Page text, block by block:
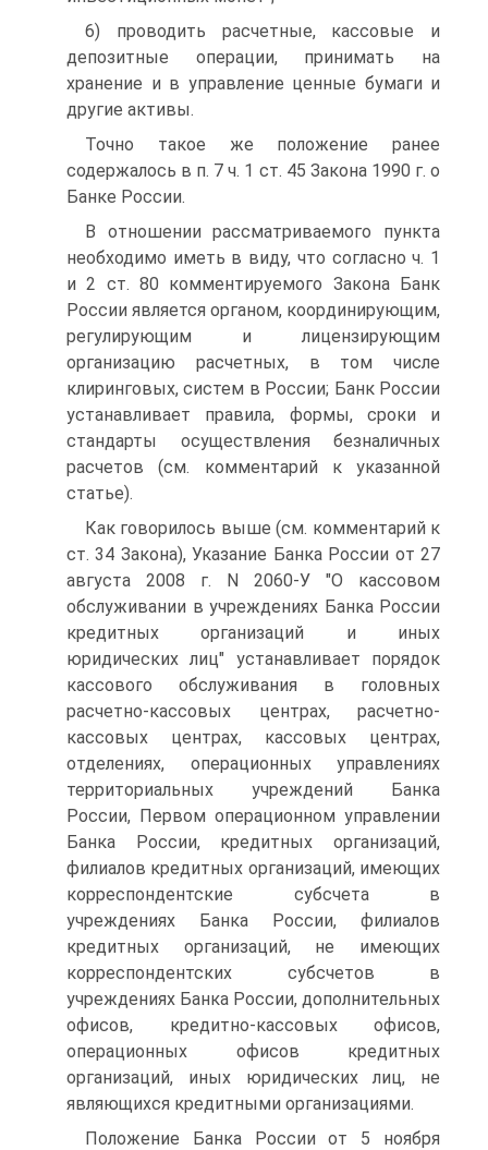
6) проводить расчетные, кассовые и
депозитные операции, принимать на
хранение и в управление ценные бумаги и
другие активы.
Точно такое же положение ранее
содержалось в п. 7 ч. 1 ст. 45 Закона 1990 г. о
Банке России.
В отношении рассматриваемого пункта
необходимо иметь в виду, что согласно ч. 1
и 2 ст. 80 комментируемого Закона Банк
России является органом, координирующим,
регулирующим и лицензирующим
организацию расчетных, в том числе
клиринговых, систем в России; Банк России
устанавливает правила, формы, сроки и
стандарты осуществления безналичных
расчетов (см. комментарий к указанной
статье).
Как говорилось выше (см. комментарий к
ст. 34 Закона), Указание Банка России от 27
августа 2008 г. N 2060-У "О кассовом
обслуживании в учреждениях Банка России
кредитных организаций и иных
юридических лиц" устанавливает порядок
кассового обслуживания в головных
расчетно-кассовых центрах, расчетно-
кассовых центрах, кассовых центрах,
отделениях, операционных управлениях
территориальных учреждений Банка
России, Первом операционном управлении
Банка России, кредитных организаций,
филиалов кредитных организаций, имеющих
корреспондентские субсчета в
учреждениях Банка России, филиалов
кредитных организаций, не имеющих
корреспондентских субсчетов в
учреждениях Банка России, дополнительных
офисов, кредитно-кассовых офисов,
операционных офисов кредитных
организаций, иных юридических лиц, не
являющихся кредитными организациями.
Положение Банка России от 5 ноября